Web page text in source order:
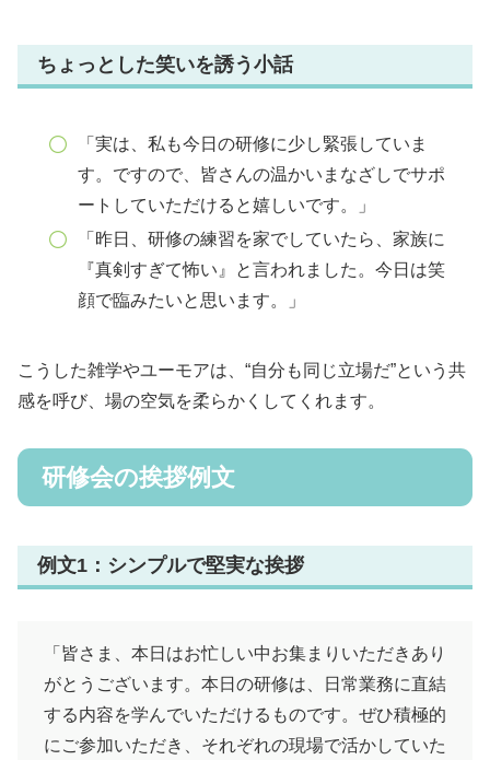
ちょっとした笑いを誘う小話
「実は、私も今日の研修に少し緊張していま
す。ですので、皆さんの温かいまなざしでサポ
ートしていただけると嬉しいです。」
「昨日、研修の練習を家でしていたら、家族に
『真剣すぎて怖い』と言われました。今日は笑
顔で臨みたいと思います。」
こうした雑学やユーモアは、“自分も同じ立場だ”という共
感を呼び、場の空気を柔らかくしてくれます。
研修会の挨拶例文
例文1：シンプルで堅実な挨拶
「皆さま、本日はお忙しい中お集まりいただきあり
がとうございます。本日の研修は、日常業務に直結
する内容を学んでいただけるものです。ぜひ積極的
にご参加いただき、それぞれの現場で活かしていた